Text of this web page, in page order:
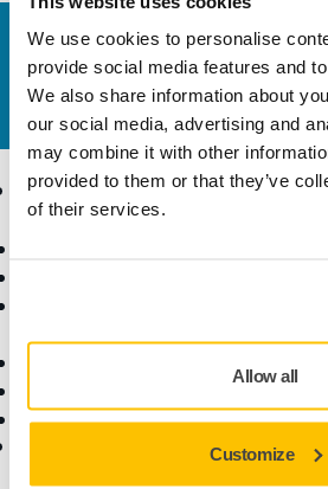
We use cookies to personalise
provide social media features and
We also share information about
our social media, advertising and
may combine it with other
provided to them or that they’ve
of their services.
Allow all
Customize
Kontakt oss
Vil du vite mer?Ta kontakt, så
vårt på spørsmålene dine.
Produkter
Toppmerker